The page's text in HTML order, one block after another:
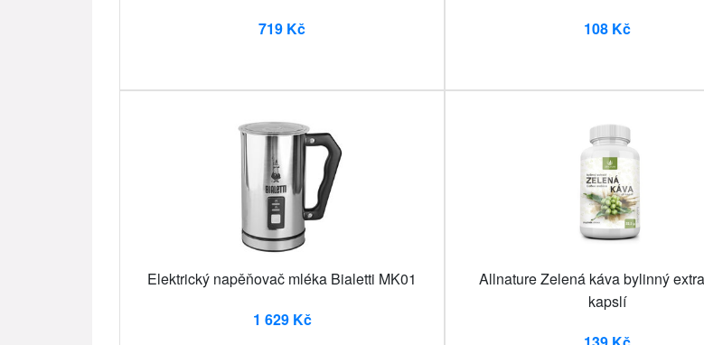
719 Kč
108 Kč
Elektrický napěňovač mléka Bialetti MK01
1 629 Kč
Allnature Zelená káva bylinný
kapslí